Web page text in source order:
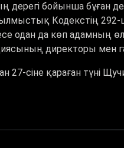
бойынша бұған
Кодекстің 292-
одан да көп адамның
директоры мен
сіне қараған түні